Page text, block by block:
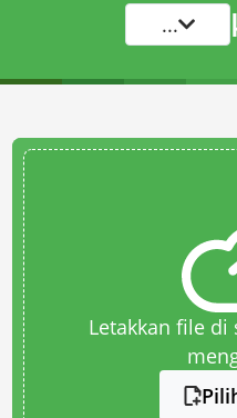
...
Letakkan file